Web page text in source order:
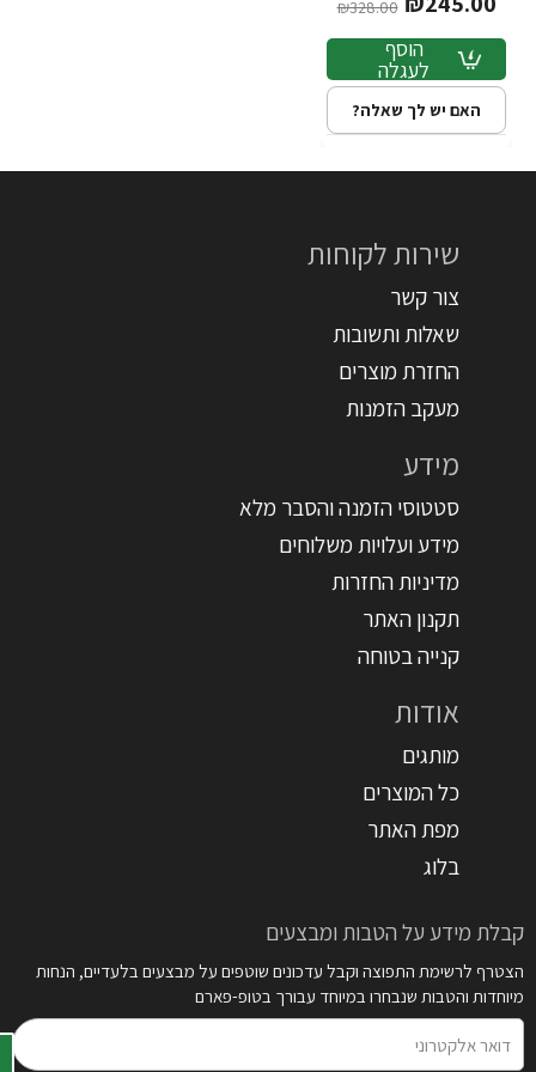
Factor
₪328.00
הוסף
לעגלה
האם יש לך שאלה?
שירות לקוחות
צור קשר
שאלות ותשובות
החזרת מוצרים
מעקב הזמנות
מידע
סטטוסי הזמנה והסבר מלא
מידע ועלויות משלוחים
מדיניות החזרות
תקנון האתר
קנייה בטוחה
אודות
מותגים
כל המוצרים
מפת האתר
בלוג
קבלת מידע על הטבות ומבצעים
הצטרף לרשימת התפוצה וקבל עדכונים שוטפים על מבצעים בלעדיים, הנחות
מיוחדות והטבות שנבחרו במיוחד עבורך בטופ-פארם
אלקטרוני